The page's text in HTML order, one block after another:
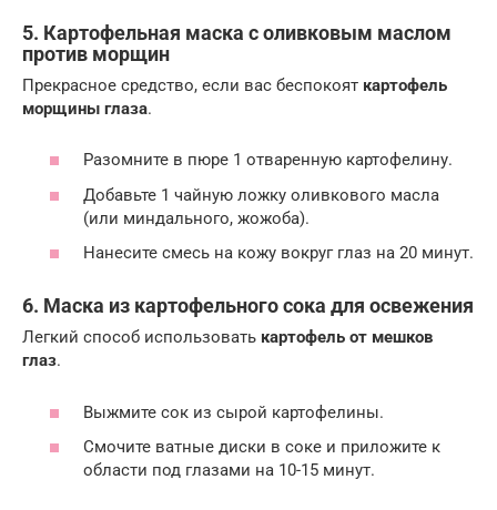
5. Картофельная маска с оливковым маслом
против морщин
Прекрасное средство, если вас беспокоят картофель
морщины глаза.
Разомните в пюре 1 отваренную картофелину.
Добавьте 1 чайную ложку оливкового масла
(или миндального, жожоба).
Нанесите смесь на кожу вокруг глаз на 20 минут.
6. Маска из картофельного сока для освежения
Легкий способ использовать картофель от мешков
глаз.
Выжмите сок из сырой картофелины.
Смочите ватные диски в соке и приложите к
области под глазами на 10-15 минут.